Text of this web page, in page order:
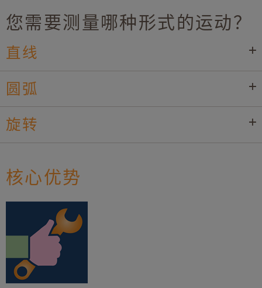
您需要测量哪种形式的运动？
直线
圆弧
旋转
核心优势